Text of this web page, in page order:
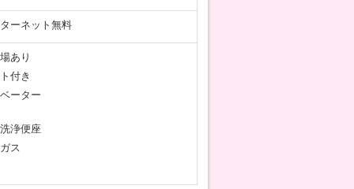
ーネット無料
あり
付き
ーター
浄便座
ス